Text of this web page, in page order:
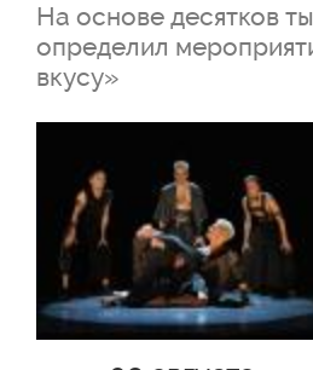
На основе десятков
определил
вкусу»